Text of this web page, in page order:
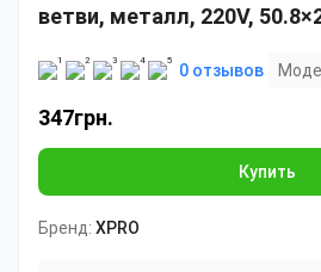
ветви, металл, 220V,
0 отзывов
347грн.
Купить
Бренд: XPRO